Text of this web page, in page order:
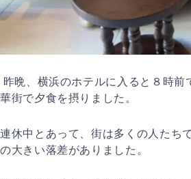
昨晩、横浜のホテルに入ると８時
華街で夕食を摂りました。
連休中とあって、街は多くの人たち
の大きい落差がありました。